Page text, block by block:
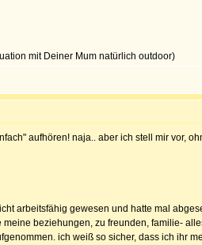
mit Deiner Mum natürlich outdoor)
aufhören! naja.. aber ich stell mir vor,
arbeitsfähig gewesen und hatte mal
beziehungen, zu freunden, familie-
ich weiß so sicher, dass ich ihr